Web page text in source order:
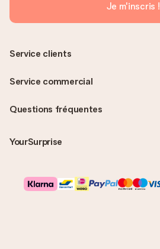
Je m'inscris !
Questions fréquentes
YourSurprise
Service clients
Service commercial